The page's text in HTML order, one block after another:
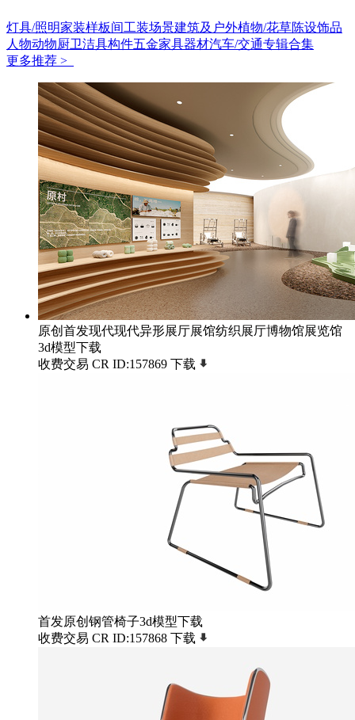
灯具/照明家装样板间工装场景建筑及户外植物/花草陈设饰品
人物动物厨卫洁具构件五金家具器材汽车/交通专辑合集
更多推荐 >
原创首发现代现代异形展厅展馆纺织展厅博物馆展览馆
3d模型下载
收费交易 CR ID:157869 下载
首发原创钢管椅子3d模型下载
收费交易 CR ID:157868 下载